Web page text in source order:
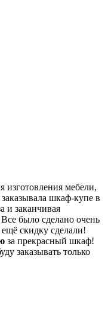
мебели,
шкаф-купе в
и заканчивая
было сделано очень
скидку сделали!
за прекрасный шкаф!
заказывать только